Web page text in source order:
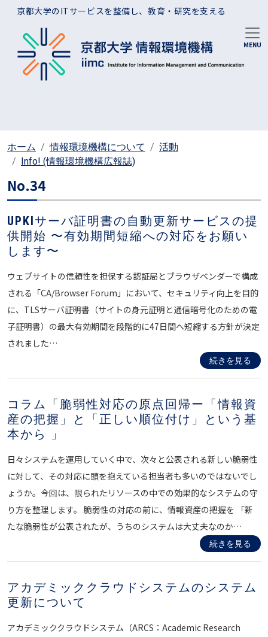
メインコンテンツに移動
京都大学のITサービスを整備し、教育・研究を支える
ホーム 情報環境機構について
活動
Info! (情報環境機構広報誌)
No.34
UPKIサーバ証明書の自動更新サービスの提
供開始 〜有効期間短縮への対応をお願い
します〜
ウェブサイトの信頼性を担保する認証局とブラウザベンダーで構成
される「CA/Browser Forum」において、セキュリティ向上を目的
に、TLSサーバ証明書（サイトの身元証明と通信暗号化のための電
子証明書）の最大有効期間を段階的に47日間へ短縮する方針が決定
されました…
続きを見る
コラム「脆弱性対応の原点回帰ー「情報資
産の把握」と「正しい順位付け」という基
本から 」
日々システムを運用していく中で、次々と公表される新しい脆弱性
に対して、その対応に頭を抱えている担当者も多いのではないでし
ょうか。今回は、限られたリソースの中での効果的なシステムの守
り方を整理します。 脆弱性の対応の前に、情報資産の把握を 「新
たな脆弱性が公表されたが、うちのシステムは大丈夫なのか…
続きを見る
アカデミッククラウドシステムのシステム
更新について
アカデミッククラウドシステム（ARCS：Academic Research